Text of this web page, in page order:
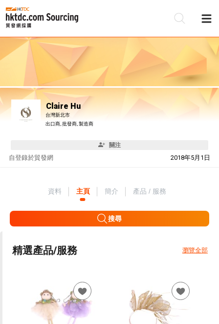
Claire Hu
台灣新北市
出口商, 批發商, 製造商
關注
自 2018年5月1日
登錄於貿發網
資料 主頁 簡介 產品 / 服務
搜尋
精選產品/服務 瀏覽全部